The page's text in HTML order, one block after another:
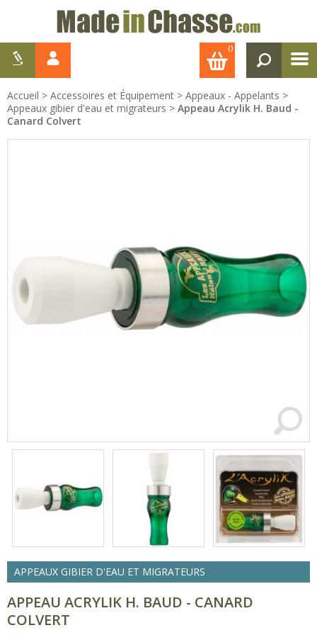
()
Accueil > Accessoires et Équipement > Appeaux - Appelants >
Appeaux gibier d'eau et migrateurs > Appeau Acrylik H. Baud -
Canard Colvert
APPEAUX GIBIER D'EAU ET MIGRATEURS
APPEAU ACRYLIK H. BAUD - CANARD
COLVERT